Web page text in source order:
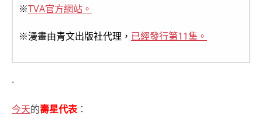
※TVA官方網站。
※漫畫由青文出版社代理， 已經發行第11集。
.
今天的壽星代表：